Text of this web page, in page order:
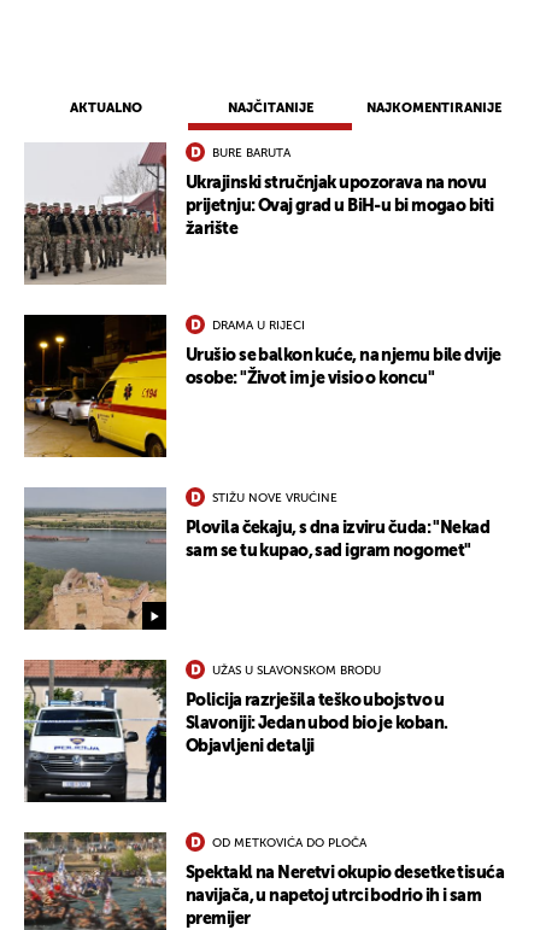
AKTUALNO NAJČITANIJE NAJKOMENTIRANIJE
BURE BARUTA
Ukrajinski stručnjak upozorava na novu
prijetnju: Ovaj grad u BiH-u bi mogao biti
žarište
DRAMA U RIJECI
Urušio se balkon kuće, na njemu bile dvije
osobe: "Život im je visio o koncu"
STIŽU NOVE VRUĆINE
Plovila čekaju, s dna izviru čuda: "Nekad
sam se tu kupao, sad igram nogomet"
UŽAS U SLAVONSKOM BRODU
Policija razrješila teško ubojstvo u
Slavoniji: Jedan ubod bio je koban.
Objavljeni detalji
OD METKOVIĆA DO PLOČA
Spektakl na Neretvi okupio desetke tisuća
navijača, u napetoj utrci bodrio ih i sam
premijer